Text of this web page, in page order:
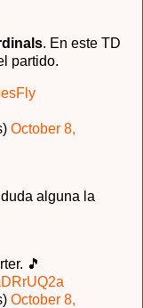
. En este TD
partido.
October 8,
alguna la
🎵
October 8,